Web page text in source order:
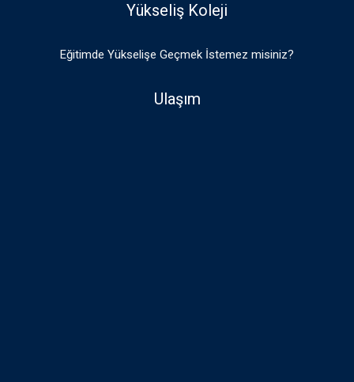
Yükseliş Koleji
Eğitimde Yükselişe Geçmek İstemez misiniz?
Ulaşım